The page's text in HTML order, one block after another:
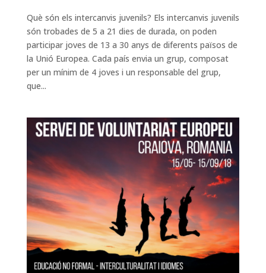
Què són els intercanvis juvenils? Els intercanvis juvenils
són trobades de 5 a 21 dies de durada, on poden
participar joves de 13 a 30 anys de diferents països de
la Unió Europea. Cada país envia un grup, composat
per un mínim de 4 joves i un responsable del grup,
que...